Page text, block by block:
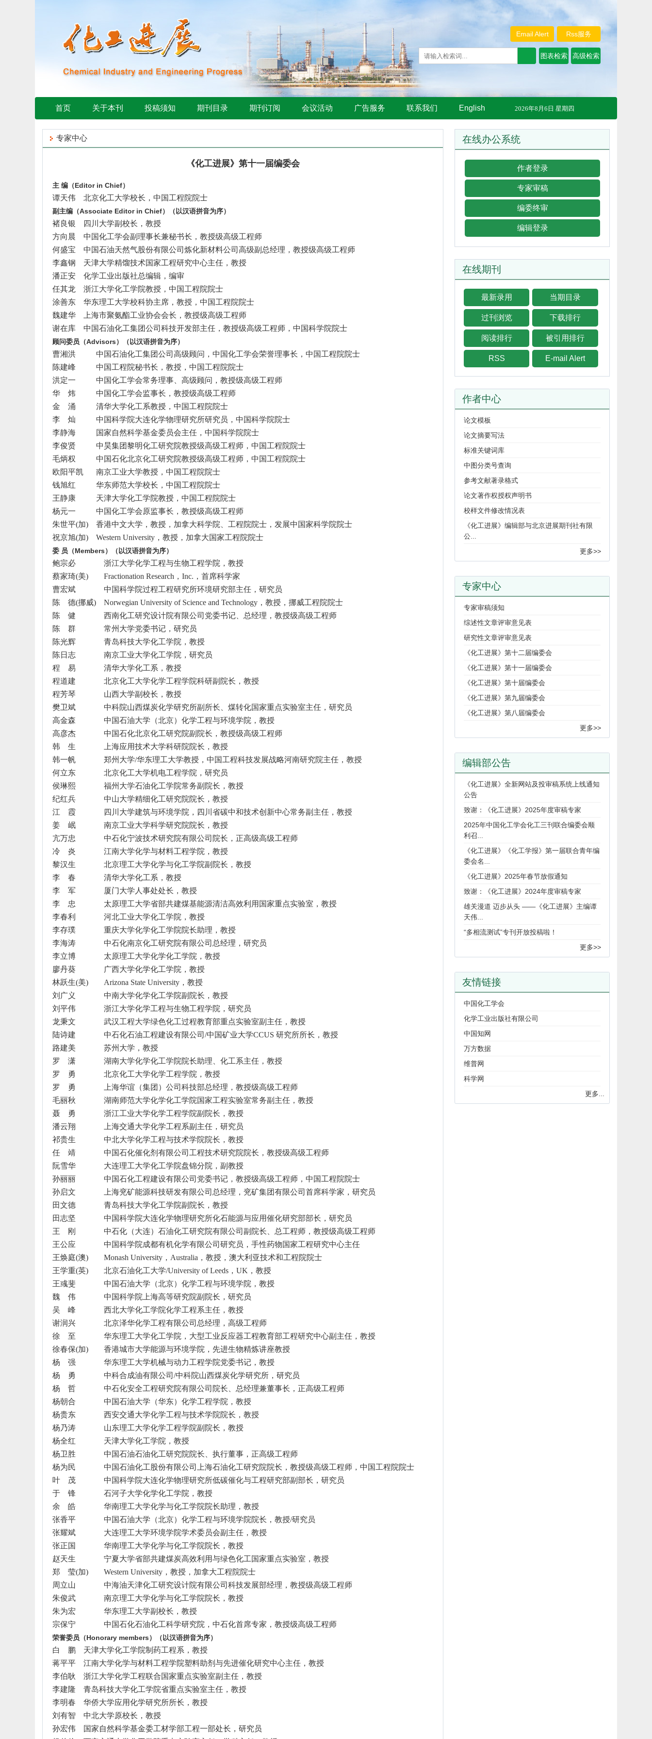
Rss服务
Email Alert
首页 关于本刊 投稿须知 期刊目录 期刊订阅 会议活动 广告服务 联系我们 English 2026年8月6日 星期四
专家中心
《化工进展》第十一届编委会
主 编（Editor in Chief）
谭天伟 北京化工大学校长，中国工程院院士
副主编（Associate Editor in Chief）（以汉语拼音为序）
褚良银
四川大学副校长，教授
方向晨 中国化工学会副理事长兼秘书长，教授级高级工程师
何盛宝 中国石油天然气股份有限公司炼化新材料公司高级副总经理，教授级高级工程师
李鑫钢 天津大学精馏技术国家工程研究中心主任，教授
潘正安 化学工业出版社总编辑，编审
任其龙 浙江大学化工学院教授，中国工程院院士
涂善东 华东理工大学校科协主席，教授，中国工程院院士
魏建华
上海市聚氨酯工业协会会长，教授级高级工程师
谢在库 中国石油化工集团公司科技开发部主任，教授级高级工程师，中国科学院院士
顾问委员（Advisors）（以汉语拼音为序）
曹湘洪
中国石油化工集团公司高级顾问，中国化工学会荣誉理事长，中国工程院院士
陈建峰
中国工程院秘书长，教授，中国工程院院士
洪定一
中国化工学会常务理事、高级顾问，教授级高级工程师
华 炜
中国化工学会监事长，教授级高级工程师
金 涌
清华大学化工系教授，中国工程院院士
李 灿
中国科学院大连化学物理研究所研究员，中国科学院院士
李静海
国家自然科学基金委员会主任，中国科学院院士
李俊贤
中昊集团黎明化工研究院教授级高级工程师，中国工程院院士
毛炳权
中国石化北京化工研究院教授级高级工程师，中国工程院院士
欧阳平凯
南京工业大学教授，中国工程院院士
钱旭红
华东师范大学校长，中国工程院院士
王静康
天津大学化工学院教授，中国工程院院士
杨元一
中国化工学会原监事长，教授级高级工程师
朱世平(加)
香港中文大学，教授，加拿大科学院、工程院院士，发展中国家科学院院士
祝京旭(加) Western University ，教授，加拿大国家工程院院士
委 员（Members）（以汉语拼音为序）
鲍宗必
浙江大学化学工程与生物工程学院，教授
蔡家琦(美) Fractionation Research ， Inc. ，首席科学家
曹宏斌
中国科学院过程工程研究所环境研究部主任，研究员
陈 德(挪威) Norwegian University of Science and Technology ，教授，挪威工程院院士
陈 健
西南化工研究设计院有限公司党委书记、总经理，教授级高级工程师
陈 群
常州大学党委书记，研究员
陈光辉
青岛科技大学化工学院，教授
陈日志
南京工业大学化工学院，研究员
程 易
清华大学化工系，教授
程道建
北京化工大学化学工程学院科研副院长，教授
程芳琴
山西大学副校长，教授
樊卫斌
中科院山西煤炭化学研究所副所长、煤转化国家重点实验室主任，研究员
高金森
中国石油大学（北京）化学工程与环境学院，教授
高彦杰
中国石化北京化工研究院副院长，教授级高级工程师
韩 生
上海应用技术大学科研院院长，教授
韩一帆
郑州大学/华东理工大学教授，中国工程科技发展战略河南研究院主任，教授
何立东
北京化工大学机电工程学院，研究员
侯琳熙
福州大学石油化工学院常务副院长，教授
纪红兵
中山大学精细化工研究院院长，教授
江 霞
四川大学建筑与环境学院，四川省碳中和技术创新中心常务副主任，教授
姜 岷
南京工业大学科学研究院院长，教授
亢万忠
中石化宁波技术研究院有限公司院长，正高级高级工程师
冷 炎
江南大学化学与材料工程学院，教授
黎汉生
北京理工大学化学与化工学院副院长，教授
李 春
清华大学化工系，教授
李 军
厦门大学人事处处长，教授
李 忠
太原理工大学省部共建煤基能源清洁高效利用国家重点实验室，教授
李春利
河北工业大学化工学院，教授
李存璞
重庆大学化学化工学院院长助理，教授
李海涛
中石化南京化工研究院有限公司总经理，研究员
李立博
太原理工大学化学化工学院，教授
廖丹葵
广西大学化学化工学院，教授
林跃生(美) Arizona State University ，教授
刘广义
中南大学化学化工学院副院长，教授
刘平伟
浙江大学化学工程与生物工程学院，研究员
龙秉文
武汉工程大学绿色化工过程教育部重点实验室副主任，教授
陆诗建
中石化石油工程建设有限公司 /中国矿业大学CCUS 研究所所长，教授
路建美
苏州大学，教授
罗 潇
湖南大学化学化工学院院长助理、化工系主任，教授
罗 勇
北京化工大学化学工程学院，教授
罗 勇
上海华谊（集团）公司科技部总经理，教授级高级工程师
毛丽秋
湖南师范大学化学化工学院国家工程实验室常务副主任，教授
聂 勇
浙江工业大学化学工程学院副院长，教授
潘云翔
上海交通大学化学工程系副主任，研究员
祁贵生
中北大学化学工程与技术学院院长，教授
任 靖
中国石化催化剂有限公司工程技术研究院院长，教授级高级工程师
阮雪华
大连理工大学化工学院盘锦分院，副教授
孙丽丽
中国石化工程建设有限公司党委书记，教授级高级工程师，中国工程院院士
孙启文
上海兖矿能源科技研发有限公司总经理，兖矿集团有限公司首席科学家，研究员
田文德
青岛科技大学化工学院副院长，教授
田志坚
中国科学院大连化学物理研究所化石能源与应用催化研究部部长，研究员
王 刚
中石化（大连）石油化工研究院有限公司副院长、总工程师，教授级高级工程师
王公应
中国科学院成都有机化学有限公司研究员，手性药物国家工程研究中心主任
王焕庭(澳) Monash University ， Australia ，教授，澳大利亚技术和工程院院士
王学重(英) 北京石油化工大学/University of Leeds ， UK ，教授
王彧斐
中国石油大学（北京）化学工程与环境学院，教授
魏 伟
中国科学院上海高等研究院副院长，研究员
吴 峰
西北大学化工学院化学工程系主任，教授
谢润兴
北京泽华化学工程有限公司总经理，高级工程师
徐 至
华东理工大学化工学院，大型工业反应器工程教育部工程研究中心副主任，教授
徐春保(加)
香港城市大学能源与环境学院，先进生物精炼讲座教授
杨 强
华东理工大学机械与动力工程学院党委书记，教授
杨 勇
中科合成油有限公司 /中科院山西煤炭化学研究所，研究员
杨 哲
中石化安全工程研究院有限公司院长、总经理兼董事长，正高级工程师
杨朝合
中国石油大学（华东）化学工程学院，教授
杨贵东
西安交通大学化学工程与技术学院院长，教授
杨乃涛
山东理工大学化学工程学院副院长，教授
杨全红
天津大学化工学院，教授
杨卫胜
中国石油石油化工研究院院长、执行董事，正高级工程师
杨为民
中国石油化工股份有限公司上海石油化工研究院院长，教授级高级工程师，中国工程院院士
叶 茂
中国科学院大连化学物理研究所低碳催化与工程研究部副部长，研究员
于 锋
石河子大学化学化工学院，教授
余 皓
华南理工大学化学与化工学院院长助理，教授
张香平
中国石油大学（北京）化学工程与环境学院院长，教授/研究员
张耀斌
大连理工大学环境学院学术委员会副主任，教授
张正国
华南理工大学化学与化工学院院长，教授
赵天生
宁夏大学省部共建煤炭高效利用与绿色化工国家重点实验室，教授
郑 莹(加) Western University ，教授，加拿大工程院院士
周立山
中海油天津化工研究设计院有限公司科技发展部经理，教授级高级工程师
朱俊武
南京理工大学化学与化工学院院长，教授
朱为宏
华东理工大学副校长，教授
宗保宁
中国石化石油化工科学研究院，中石化首席专家，教授级高级工程师
荣誉委员（Honorary members）（以汉语拼音为序）
白 鹏
天津大学化工学院制药工程系，教授
蒋平平 江南大学化学与材料工程学院塑料助剂与先进催化研究中心主任，教授
李伯耿 浙江大学化学工程联合国家重点实验室副主任，教授
李建隆 青岛科技大学化工学院省重点实验室主任，教授
李明春 华侨大学应用化学研究所所长，教授
刘有智 中北大学原校长，教授
孙宏伟
国家自然科学基金委工材学部工程一部处长，研究员
在线办公系统
作者登录
专家审稿
编委终审
编辑登录
在线期刊
最新录用 当期目录
过刊浏览 下载排行
阅读排行 被引用排行
RSS E-mail Alert
作者中心
论文模板
论文摘要写法
标准关键词库
中图分类号查询
参考文献著录格式
论文著作权授权声明书
校样文件修改情况表
《化工进展》编辑部与北京进展期刊社有限
公...
更多>>
专家中心
专家审稿须知
综述性文章评审意见表
研究性文章评审意见表
《化工进展》第十二届编委会
《化工进展》第十一届编委会
《化工进展》第十届编委会
《化工进展》第九届编委会
《化工进展》第八届编委会
更多>>
编辑部公告
《化工进展》全新网站及投审稿系统上线通知
公告
致谢：《化工进展》2025年度审稿专家
2025年中国化工学会化工三刊联合编委会顺
利召...
《化工进展》《化工学报》第一届联合青年编
委会名...
《化工进展》2025年春节放假通知
致谢：《化工进展》2024年度审稿专家
雄关漫道 迈步从头 ——《化工进展》主编谭
天伟...
“多相流测试”专刊开放投稿啦！
更多>>
友情链接
中国化工学会
化学工业出版社有限公司
中国知网
万方数据
维普网
科学网
更多...